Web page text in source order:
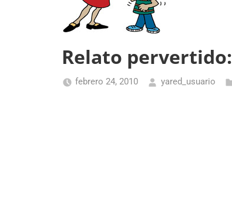
Relato
febrero 24, 2010 yared_usuario